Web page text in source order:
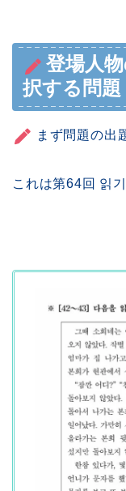
登場人
択する問
まず問題の出
これは第64回 읽